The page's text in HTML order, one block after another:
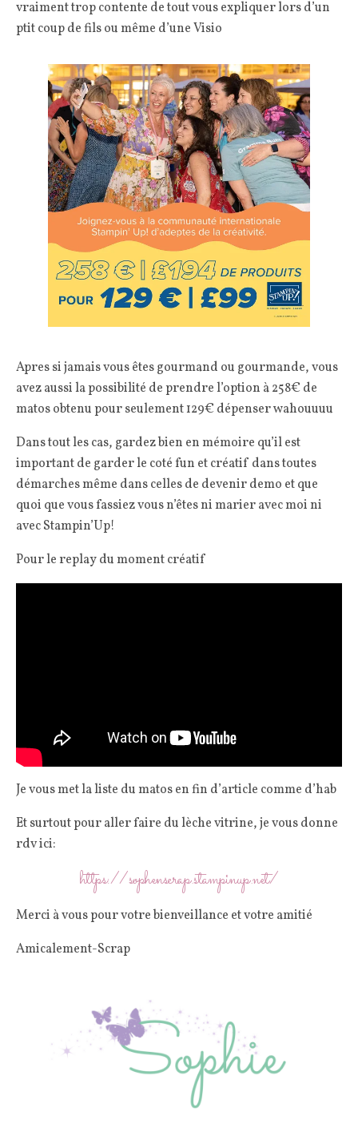
vraiment trop contente de tout vous expliquer lors d’un
ptit coup de fils ou même d’une Visio
Apres si jamais vous êtes gourmand ou gourmande, vous
avez aussi la possibilité de prendre l’option à 258€ de
matos obtenu pour seulement 129€ dépenser wahouuuu
Dans tout les cas, gardez bien en mémoire qu’il est
important de garder le coté fun et créatif dans toutes
démarches même dans celles de devenir demo et que
quoi que vous fassiez vous n’êtes ni marier avec moi ni
avec Stampin’Up!
Pour le replay du moment créatif
Je vous met la liste du matos en fin d’article comme d’hab
Et surtout pour aller faire du lèche vitrine, je vous donne
rdv ici:
https://sophenscrap.stampinup.net/
Merci à vous pour votre bienveillance et votre amitié
Amicalement-Scrap